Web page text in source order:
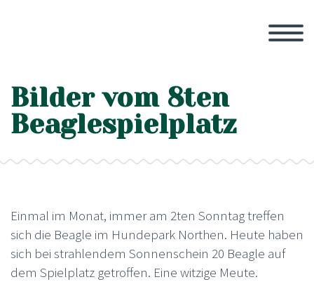
Bilder vom 8ten
Beaglespielplatz
Einmal im Monat, immer am 2ten Sonntag treffen
sich die Beagle im Hundepark Northen. Heute haben
sich bei strahlendem Sonnenschein 20 Beagle auf
dem Spielplatz getroffen. Eine witzige Meute.